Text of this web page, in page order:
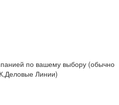
по вашему выбору (обычно
Линии)